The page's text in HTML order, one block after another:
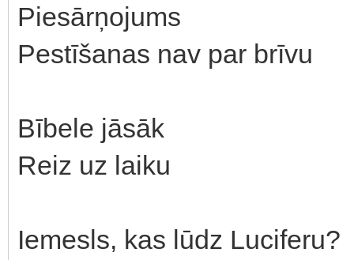
Piesārņojums
Pestīšanas nav par brīvu
Bībele jāsāk
Reiz uz laiku
Iemesls, kas lūdz Luciferu?